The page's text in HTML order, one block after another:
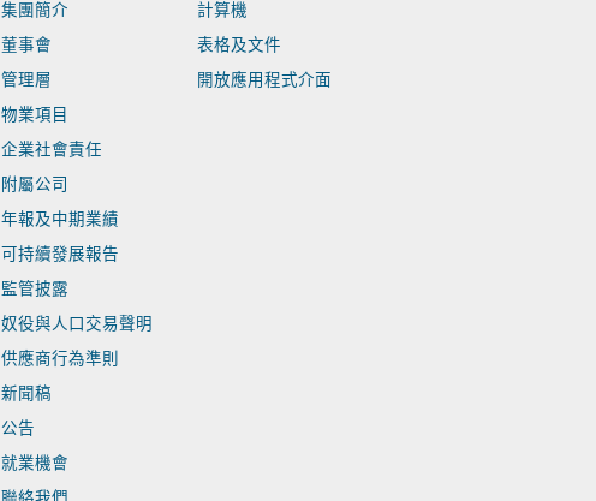
集團簡介
董事會
管理層
物業項目
企業社會責任
附屬公司
年報及中期業績
可持續發展報告
監管披露
奴役與人口交易聲明
供應商行為準則
新聞稿
公告
就業機會
計算機
表格及文件
開放應用程式介面